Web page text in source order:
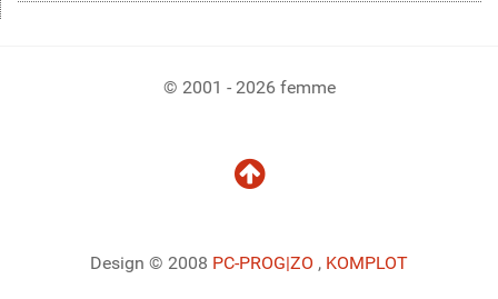
© 2001 - 2026 femme
Design © 2008 PC-PROG|ZO , KOMPLOT